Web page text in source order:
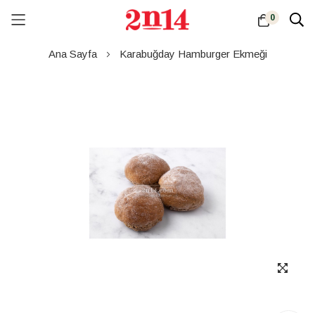
0
Ana Sayfa Karabuğday Hamburger Ekmeği